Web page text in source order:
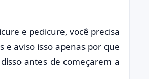
e pedicure, você precisa
aviso isso apenas por que
antes de começarem a